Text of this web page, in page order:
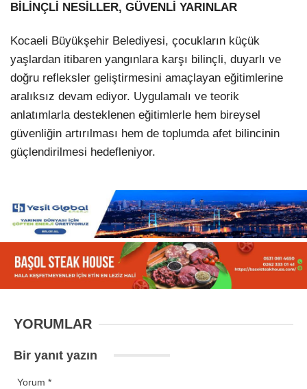
BİLİNÇLİ NESİLLER, GÜVENLİ YARINLAR
Kocaeli Büyükşehir Belediyesi, çocukların küçük
yaşlardan itibaren yangınlara karşı bilinçli, duyarlı ve
doğru refleksler geliştirmesini amaçlayan eğitimlerine
aralıksız devam ediyor. Uygulamalı ve teorik
anlatımlarla desteklenen eğitimlerle hem bireysel
güvenliğin artırılması hem de toplumda afet bilincinin
güçlendirilmesi hedefleniyor.
YORUMLAR
Bir yanıt yazın
Yorum *